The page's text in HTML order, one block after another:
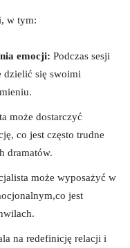
w tym:
emocji: Podczas sesji
dzielić się swoimi
może dostarczyć
co jest często trudne
dramatów.
może wyposażyć w
jest
na redefinicję relacji i